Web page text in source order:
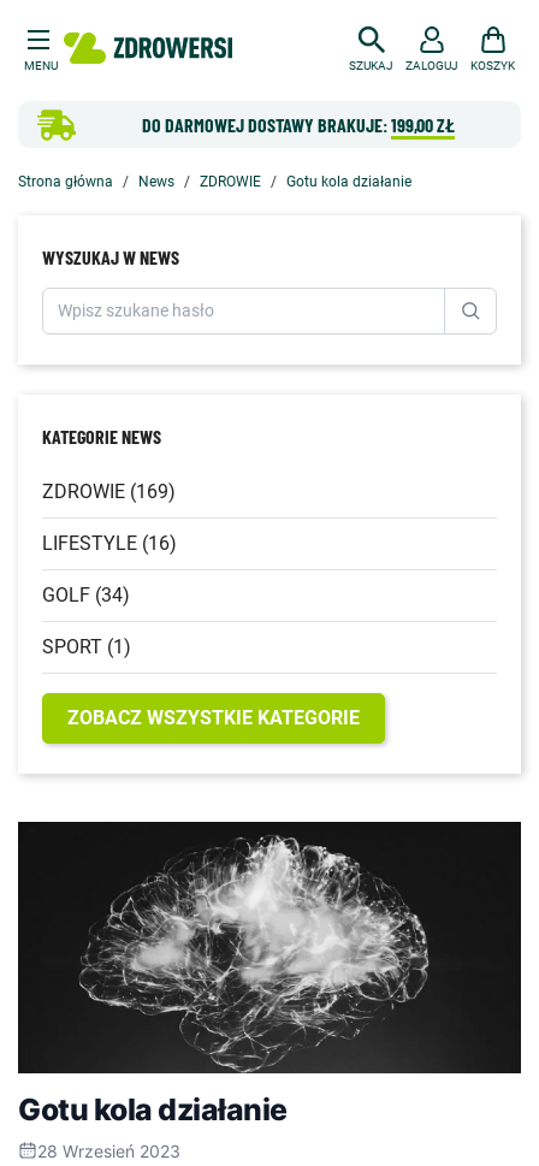
MENU SZUKAJ
DO DARMOWEJ DOSTAWY BRAKUJE:199,00 ZŁ
ZALOGUJ KOSZYK
Strona główna News ZDROWIE Gotu kola działanie
WYSZUKAJ W NEWS
KATEGORIE NEWS
ZDROWIE (169)
LIFESTYLE (16)
GOLF (34)
SPORT (1)
ZOBACZ WSZYSTKIE KATEGORIE
Gotu kola działanie
28 Wrzesień 2023